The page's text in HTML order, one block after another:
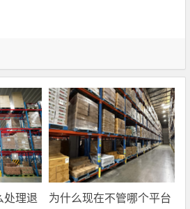
处理退
为什么现在不管哪个平台